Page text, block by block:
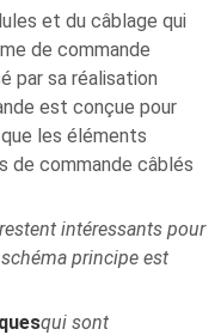
et du câblage qui
de commande
par sa réalisation
est conçue pour
les éléments
de commande câblés
intéressants pour
principe est
qui sont